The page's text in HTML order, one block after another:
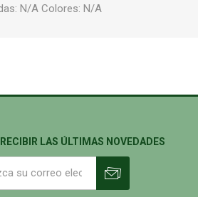
N/A Colores: N/A
LAS ÚLTIMAS NOVEDADES